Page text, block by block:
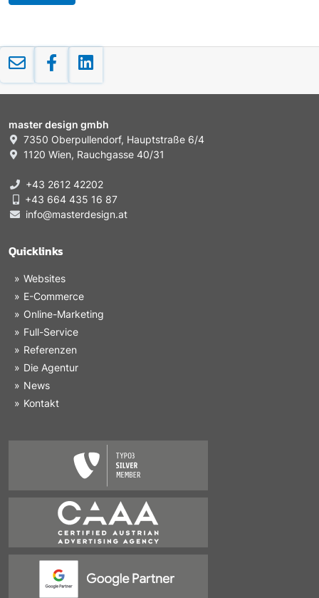
master design gmbh
7350 Oberpullendorf, Hauptstraße 6/4
1120 Wien, Rauchgasse 40/31
+43 2612 42202
+43 664 435 16 87
info@masterdesign.at
Quicklinks
Websites
E-Commerce
Online-Marketing
Full-Service
Referenzen
Die Agentur
News
Kontakt